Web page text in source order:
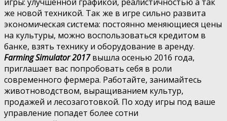
же новой техникой. Так же в игре сильно развита
экономическая система: постоянно меняющиеся цены
на культуры, можно воспользоваться кредитом в
банке, взять технику и оборудование в аренду.
Farming Simulator 2017вышла осенью 2016 года,
приглашает вас попробовать себя в роли
современного фермера. Работайте, занимайтесь
животноводством, выращиванием культур,
продажей и лесозаготовкой. По ходу игры под ваше
управление попадет более сотни